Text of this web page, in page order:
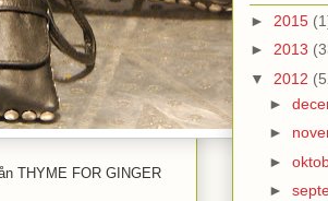
THYME FOR GINGER
► 2015
► 2013
▼ 2012
►
►
►
►